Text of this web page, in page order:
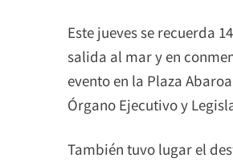
Este jueves se recuerda
salida al mar y en
evento en la Plaza
Órgano Ejecutivo y
También tuvo lugar el